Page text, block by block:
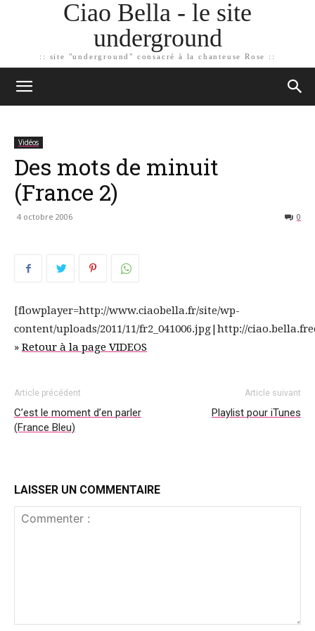
Ciao Bella - le site
underground
:: site "underground" consacré à la chanteuse Rose ::
Vidéos
Des mots de minuit
(France 2)
4 octobre 2006 0
[flowplayer=http://www.ciaobella.fr/site/wp-
content/uploads/2011/11/fr2_041006.jpg|http://
» Retour à la page VIDEOS
Article précédent
C’est le moment d’en parler
(France Bleu)
Article suivant
Playlist pour iTunes
LAISSER UN COMMENTAIRE